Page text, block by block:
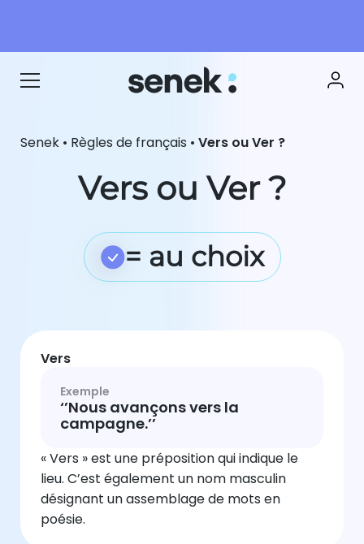
Senek • Règles de français • Vers ou Ver ?
Vers ou Ver ?
= au choix
Vers
Exemple
‘’Nous avançons vers la
campagne.’’
« Vers » est une préposition qui indique le
lieu. C’est également un nom masculin
désignant un assemblage de mots en
poésie.